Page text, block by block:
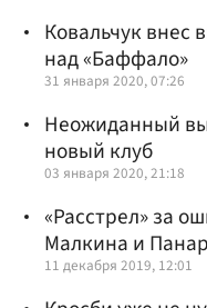
Ковальчук внес
над «Баффало»
31 января 2020, 07:26
Неожиданный
новый клуб
03 января 2020, 21:18
«Расстрел» за
Малкина и
11 декабря 2019, 12:01